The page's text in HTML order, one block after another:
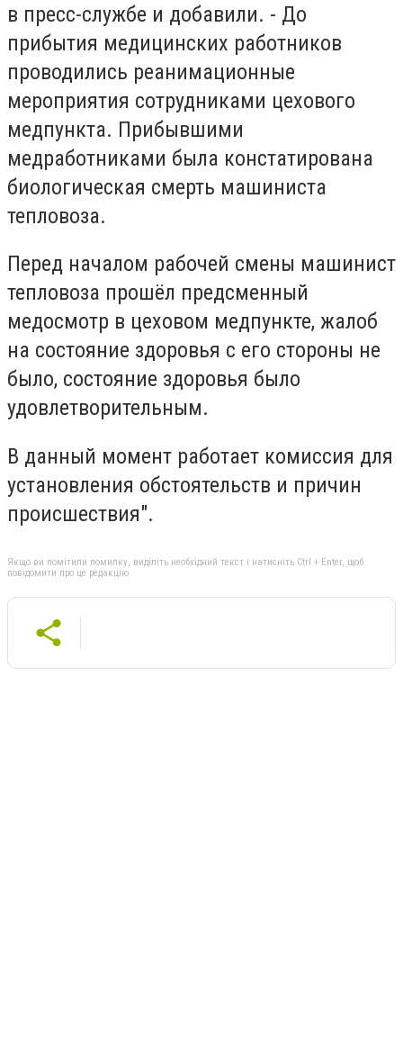
в пресс-службе и добавили. - До
прибытия медицинских работников
проводились реанимационные
мероприятия сотрудниками цехового
медпункта. Прибывшими
медработниками была констатирована
биологическая смерть машиниста
тепловоза.
Перед началом рабочей смены машинист
тепловоза прошёл предсменный
медосмотр в цеховом медпункте, жалоб
на состояние здоровья с его стороны не
было, состояние здоровья было
удовлетворительным.
В данный момент работает комиссия для
установления обстоятельств и причин
происшествия".
Якщо ви помітили помилку, виділіть необхідний текст і натисніть Ctrl + Enter, щоб
повідомити про це редакцію